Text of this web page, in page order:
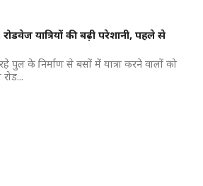
रोडवेज यात्रियों की बढ़ी परेशानी, पहले से
रहे पुल के निर्माण से बसों में यात्रा करने वालों को